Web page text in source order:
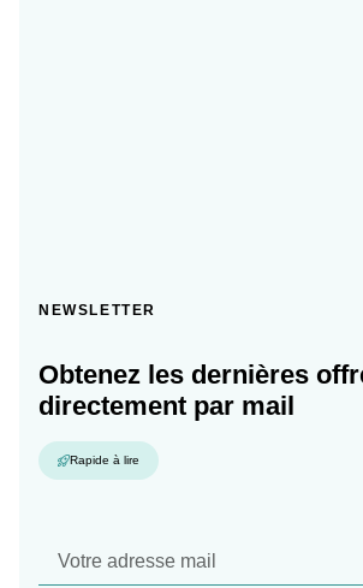
NEWSLETTER
Obtenez les dernières
directement par mail
Rapide à lire